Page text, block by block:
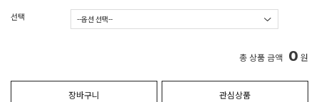
선택
총 상품 금액 0 원
장바구니 관심상품